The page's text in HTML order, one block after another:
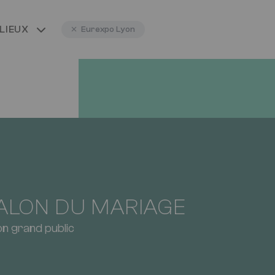
Eurexpo Lyon
DU MARIAGE
grand public